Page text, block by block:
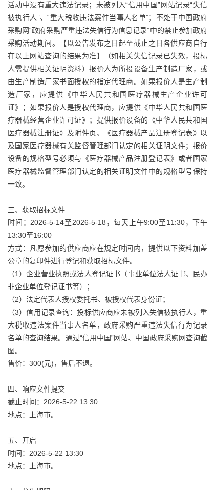
活动中没有重大违法记录；未被列入“信用中国”网站记录“失信
被执行人”、“重大税收违法案件当事人名单”；不处于中国政府
采购网“政府采购严重违法失信行为信息记录”中的禁止参加政府
采购活动期间。【以公告发布之日起至截止之日各供应商自行
在以上网站查询的结果为准】（如相关失信记录已失效，投标
人需提供相关证明资料）报价人为所投设备生产制造厂家，或
由生产制造厂家书面授权的指定代理商。如果报价人是生产制
造厂家，应提供《中华人民共和国医疗器械生产企业许可
证》；如果报价人是授权代理商，应提供《中华人民共和国医
疗器械经营企业许可证》；提供报价设备的《中华人民共和国
医疗器械注册证》及附件页、《医疗器械产品注册登记表》以
及国家医疗器械有关监督管理部门认定的相关证明文件；报价
设备的规格型号必须与《医疗器械产品注册登记表》或者国家
医疗器械监督管理部门认定的相关证明文件中的规格型号保持
一致。
三、获取招标文件
时间：2026-5-14至2026-5-18，每天上午9:00至11:30，下午
13:30至16:00
方式：凡愿参加的供应商应在规定时间内，提供以下资料加盖
公章的复印件进行登记和获取招标文件。
（1）企业营业执照或法人登记证书（事业单位法人证书、民办
非企业单位登记证书等）；
（2）法定代表人授权委托书、被授权代表身份证；
（3）信用记录查询：投标供应商应未被列入失信被执行人，重
大税收违法案件当事人名单，政府采购严重违法失信行为记录
名单的查询结果。通过“信用中国”网站、中国政府采购网查询截
图。
售价：300(元)，售后不退。
四、响应文件提交
截止时间：2026-5-22 13:30
地点：上海市。
五、开启
时间：2026-5-22 13:30
地点：上海市。